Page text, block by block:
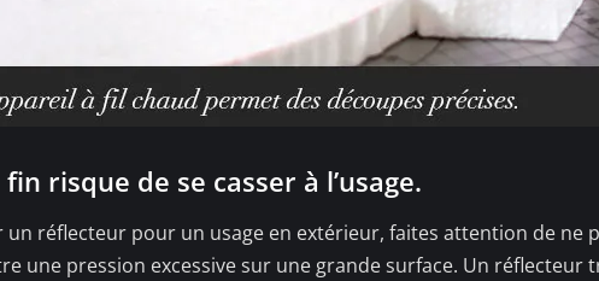
risque de se casser à l’usage.
un réflecteur pour un usage en extérieur, faites attention de ne
une pression excessive sur une grande surface. Un réflecteur